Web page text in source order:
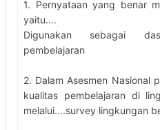
1. Pernyataan yang benar
yaitu….
Digunakan sebagai
pembelajaran
2. Dalam Asesmen Nasional
kualitas pembelajaran di
melalui….survey lingkungan